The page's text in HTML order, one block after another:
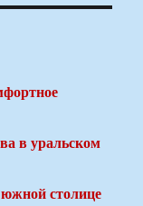
в уральском
столице